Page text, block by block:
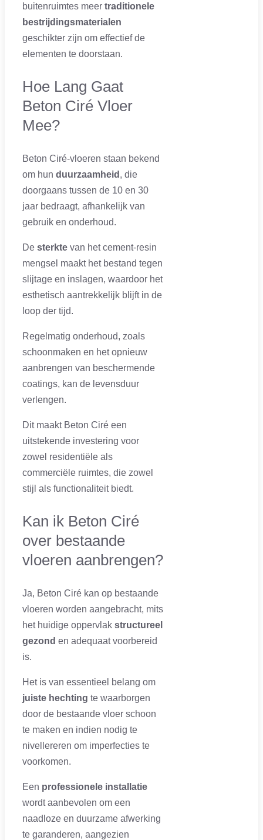
buitenruimtes meer traditionele
bestrijdingsmaterialen
geschikter zijn om effectief de
elementen te doorstaan.
Hoe Lang Gaat
Beton Ciré Vloer
Mee?
Beton Ciré-vloeren staan bekend
om hun duurzaamheid , die
doorgaans tussen de 10 en 30
jaar bedraagt, afhankelijk van
gebruik en onderhoud.
De sterkte van het cement-resin
mengsel maakt het bestand tegen
slijtage en inslagen, waardoor het
esthetisch aantrekkelijk blijft in de
loop der tijd.
Regelmatig onderhoud, zoals
schoonmaken en het opnieuw
aanbrengen van beschermende
coatings, kan de levensduur
verlengen.
Dit maakt Beton Ciré een
uitstekende investering voor
zowel residentiële als
commerciële ruimtes, die zowel
stijl als functionaliteit biedt.
Kan ik Beton Ciré
over bestaande
vloeren aanbrengen?
Ja, Beton Ciré kan op bestaande
vloeren worden aangebracht, mits
het huidige oppervlak structureel
gezond en adequaat voorbereid
is.
Het is van essentieel belang om
juiste hechting te waarborgen
door de bestaande vloer schoon
te maken en indien nodig te
nivellereren om imperfecties te
voorkomen.
Een professionele installatie
wordt aanbevolen om een
naadloze en duurzame afwerking
te garanderen, aangezien